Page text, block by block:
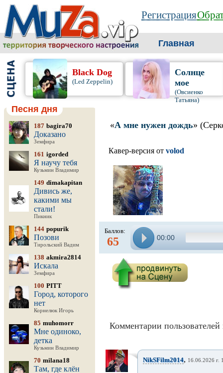
Регистрация
Главная
Black Dog
(Led Zeppelin)
Солнце
мое
(Овсиенко
Татьяна)
Песня дня
187 bagira70
Доказано
Земфира
161 igorded
Я научу тебя
Кузьмин Владимир
149 dimakapitan
Дивись же,
какими мы
стали!
Пикник
144 popurik
Позови
Тирольский Вадим
138 akmira2814
Искала
Земфира
100 PITT
Город, которого
нет
Корнелюк Игорь
85 muhomorr
Мне одиноко,
детка
Кузьмин Владимир
70 milana18
Там, где клён
«А мне нужен дождь»
Кавер-версия от volod
Баллов:
65 00:00
Комментарии пользователей
NikSFilm2014, 16.06.2026 г.